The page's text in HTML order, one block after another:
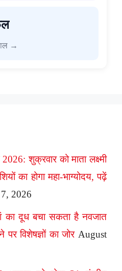
→
शुक्रवार को माता लक्ष्मी
का होगा महा-भाग्योदय, पढ़ें
2026
का दूध बचा सकता है नवजात
विशेषज्ञों का जोर August